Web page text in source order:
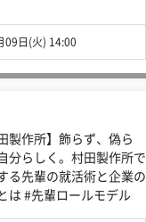
09日(火) 14:00
製作所】飾らず、偽ら
分らしく。村田製作所で
る先輩の就活術と企業の
は #先輩ロールモデル